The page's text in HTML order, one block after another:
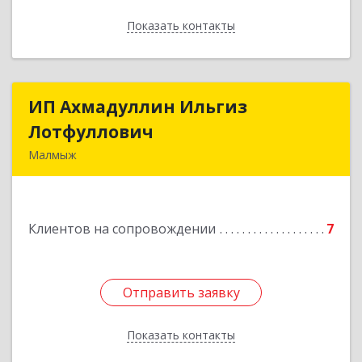
Показать контакты
Назад
ИП Ахмадуллин Ильгиз
Лотфуллович
Малмыж
Клиентов на сопровождении 7
Отправить заявку
Показать контакты
ИП Ахмадуллин Ильгиз
Подробнее
Отправить заявку
Назад